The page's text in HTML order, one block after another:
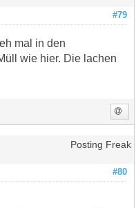
#79
mal in den
wie hier. Die lachen
Posting Freak
#80